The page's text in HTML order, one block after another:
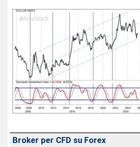
Broker per CFD su Forex